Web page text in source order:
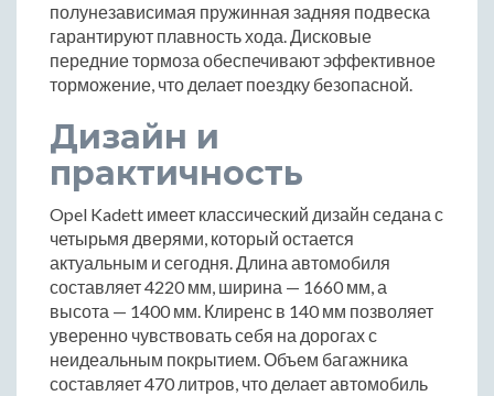
полунезависимая пружинная задняя подвеска
гарантируют плавность хода. Дисковые
передние тормоза обеспечивают эффективное
торможение, что делает поездку безопасной.
Дизайн и
практичность
Opel Kadett имеет классический дизайн седана с
четырьмя дверями, который остается
актуальным и сегодня. Длина автомобиля
составляет 4220 мм, ширина — 1660 мм, а
высота — 1400 мм. Клиренс в 140 мм позволяет
уверенно чувствовать себя на дорогах с
неидеальным покрытием. Объем багажника
составляет 470 литров, что делает автомобиль